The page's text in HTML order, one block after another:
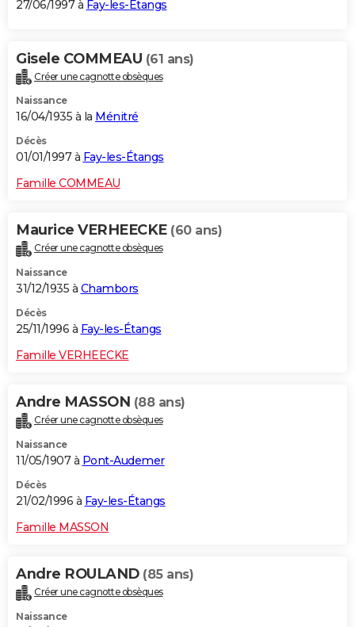
27/06/1997 à Fay-les-Étangs
Gisele COMMEAU (61 ans)
Créer une cagnotte obsèques
Naissance
16/04/1935 à la Ménitré
Décès
01/01/1997 à Fay-les-Étangs
Famille COMMEAU
Maurice VERHEECKE (60 ans)
Créer une cagnotte obsèques
Naissance
31/12/1935 à Chambors
Décès
25/11/1996 à Fay-les-Étangs
Famille VERHEECKE
Andre MASSON (88 ans)
Créer une cagnotte obsèques
Naissance
11/05/1907 à Pont-Audemer
Décès
21/02/1996 à Fay-les-Étangs
Famille MASSON
Andre ROULAND (85 ans)
Créer une cagnotte obsèques
Naissance